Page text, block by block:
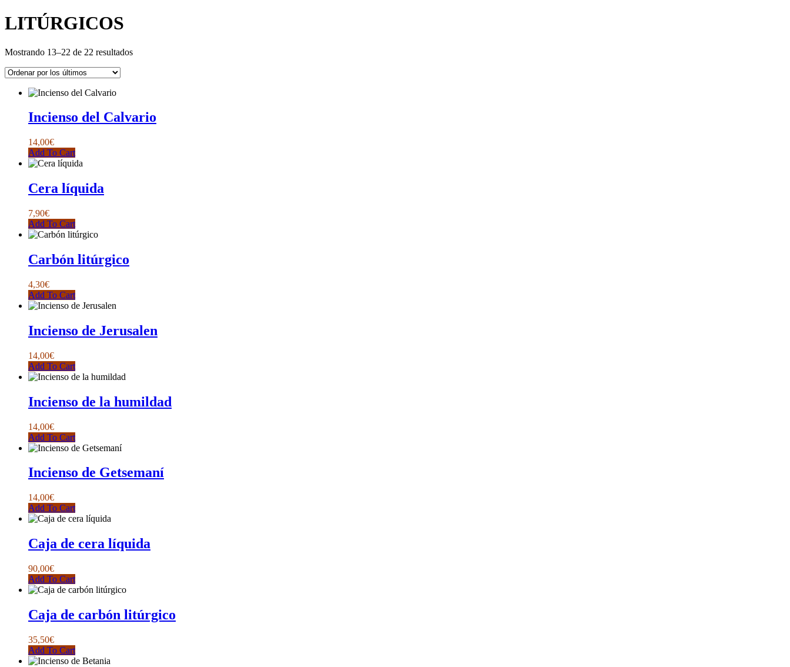
desde
10,00€
20,00€
LITÚRGICOS
Mostrando 13–22 de 22 resultadosOrdenado
Incienso del Calvario
14,00€
Add To Cart
Cera líquida
7,90€
Add To Cart
Carbón litúrgico
4,30€
Add To Cart
Incienso de Jerusalen
14,00€
Add To Cart
Incienso de la humildad
14,00€
Add To Cart
Incienso de Getsemaní
14,00€
Add To Cart
Caja de cera líquida
90,00€
Add To Cart
Caja de carbón litúrgico
35,50€
Add To Cart